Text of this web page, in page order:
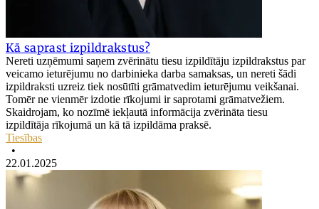
Kā saprast izpildrakstus?
Nereti uzņēmumi saņem zvērinātu tiesu izpildītāju izpildrakstus par
veicamo ieturējumu no darbinieka darba samaksas, un nereti šādi
izpildraksti uzreiz tiek nosūtīti grāmatvedim ieturējumu veikšanai.
Tomēr ne vienmēr izdotie rīkojumi ir saprotami grāmatvežiem.
Skaidrojam, ko nozīmē iekļautā informācija zvērināta tiesu
izpildītāja rīkojumā un kā tā izpildāma praksē.
Tiesības
•
22.01.2025